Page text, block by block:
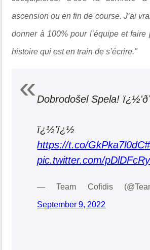
ascension ou en fin de course. J’ai
donner à 100% pour l’équipe et
histoire qui est en train de s’écrire."
Dobrodošel Spela!
ï¿½'ï¿½
https://t.co/GkPka7l0dC
pic.twitter.com/
— Team Cofidis
September 9, 2022